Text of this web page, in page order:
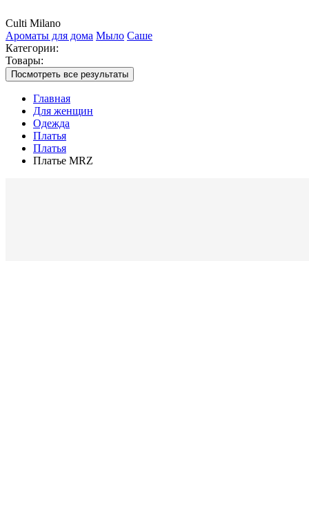
Culti Milano
Ароматы для дома Мыло Саше
Категории:
Товары:
Посмотреть все результаты
Главная
Для женщин
Одежда
Платья
Платья
Платье MRZ